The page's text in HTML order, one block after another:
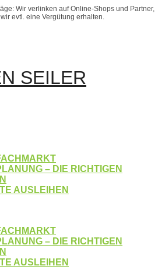
Wir verlinken auf Online-Shops und Partner,
evtl. eine Vergütung erhalten.
– DIE RICHTIGEN
AUSLEIHEN
– DIE RICHTIGEN
AUSLEIHEN